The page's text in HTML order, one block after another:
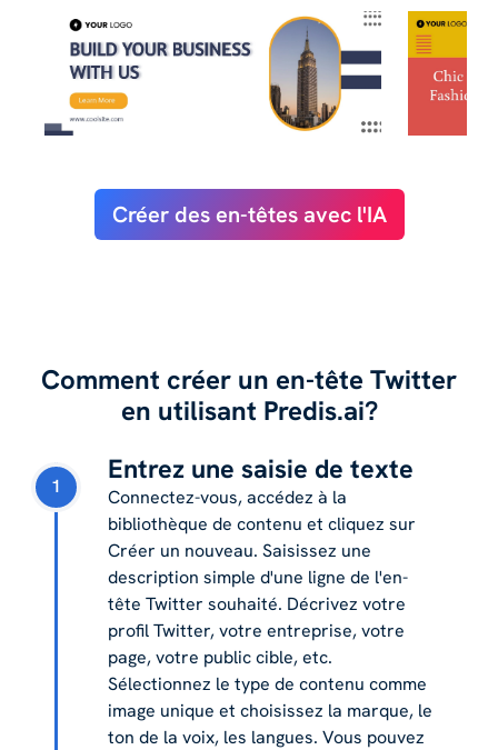
Créer des en-têtes avec l'IA
Comment créer un en-tête Twitter
en utilisant Predis.ai?
1
Entrez une saisie de texte
Connectez-vous, accédez à la
bibliothèque de contenu et cliquez sur
Créer un nouveau. Saisissez une
description simple d'une ligne de l'en-
tête Twitter souhaité. Décrivez votre
profil Twitter, votre entreprise, votre
page, votre public cible, etc.
Sélectionnez le type de contenu comme
image unique et choisissez la marque, le
ton de la voix, les langues. Vous pouvez